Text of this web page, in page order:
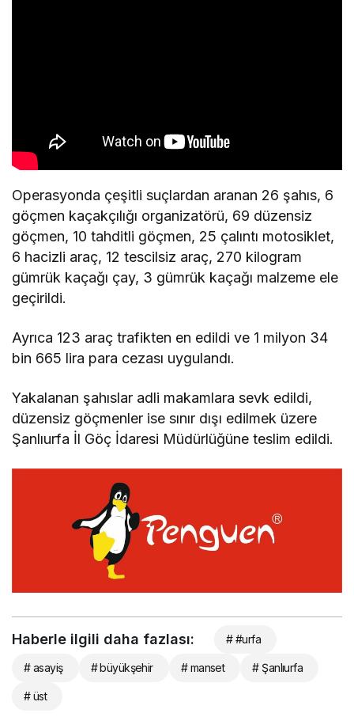
Operasyonda çeşitli suçlardan aranan 26 şahıs, 6
göçmen kaçakçılığı organizatörü, 69 düzensiz
göçmen, 10 tahditli göçmen, 25 çalıntı motosiklet,
6 hacizli araç, 12 tescilsiz araç, 270 kilogram
gümrük kaçağı çay, 3 gümrük kaçağı malzeme ele
geçirildi.
Ayrıca 123 araç trafikten en edildi ve 1 milyon 34
bin 665 lira para cezası uygulandı.
Yakalanan şahıslar adli makamlara sevk edildi,
düzensiz göçmenler ise sınır dışı edilmek üzere
Şanlıurfa İl Göç İdaresi Müdürlüğüne teslim edildi.
Haberle ilgili daha fazlası: # #urfa
# asayiş # büyükşehir # manset # Şanlıurfa
# üst